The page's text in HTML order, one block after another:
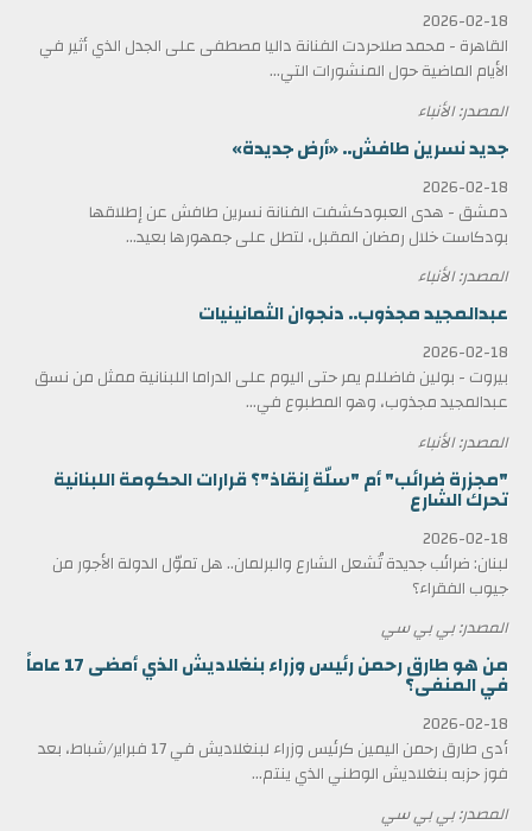
2026-02-18
القاهرة - محمد صلاحردت الفنانة داليا مصطفى على الجدل الذي أثير في
الأيام الماضية حول المنشورات التي...
المصدر: الأنباء
جديد نسرين طافش.. «أرض جديدة»
2026-02-18
دمشق - هدى العبودكشفت الفنانة نسرين طافش عن إطلاقها
بودكاست خلال رمضان المقبل، لتطل على جمهورها بعيد...
المصدر: الأنباء
عبدالمجيد مجذوب.. دنجوان الثمانينيات
2026-02-18
بيروت - بولين فاضللم يمر حتى اليوم على الدراما اللبنانية ممثل من نسق
عبدالمجيد مجذوب، وهو المطبوع في...
المصدر: الأنباء
"مجزرة ضرائب" أم "سلّة إنقاذ"؟ قرارات الحكومة اللبنانية
تحرك الشارع
2026-02-18
لبنان: ضرائب جديدة تُشعل الشارع والبرلمان.. هل تموّل الدولة الأجور من
جيوب الفقراء؟
المصدر: بي بي سي
من هو طارق رحمن رئيس وزراء بنغلاديش الذي أمضى 17 عاماً
في المنفى؟
2026-02-18
أدى طارق رحمن اليمين كرئيس وزراء لبنغلاديش في 17 فبراير/شباط، بعد
فوز حزبه بنغلاديش الوطني الذي ينتم...
المصدر: بي بي سي